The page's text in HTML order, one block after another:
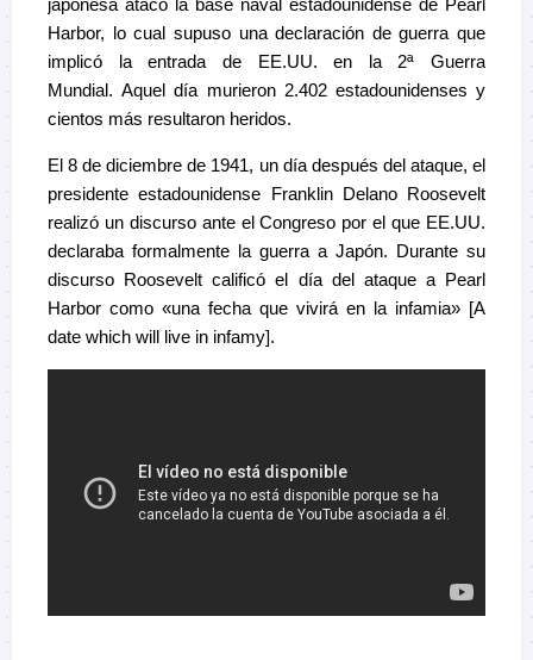
japonesa atacó la base naval estadounidense de Pearl
Harbor, lo cual supuso una declaración de guerra que
implicó la entrada de EE.UU. en la 2ª Guerra
Mundial. Aquel día murieron 2.402 estadounidenses y
cientos más resultaron heridos.
El 8 de diciembre de 1941, un día después del ataque, el
presidente estadounidense Franklin Delano Roosevelt
realizó un discurso ante el Congreso por el que EE.UU.
declaraba formalmente la guerra a Japón. Durante su
discurso Roosevelt calificó el día del ataque a Pearl
Harbor como «una fecha que vivirá en la infamia» [A
date which will live in infamy].